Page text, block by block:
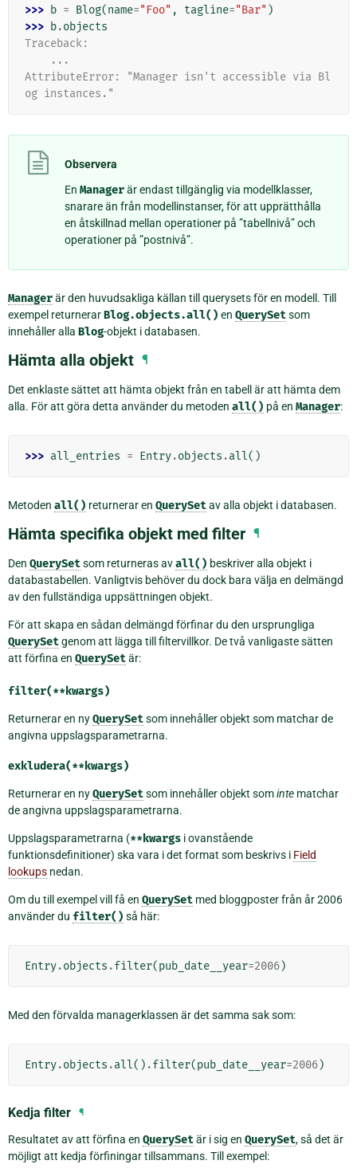
>>> b = Blog(name="Foo" , tagline="Bar" )
>>> b.objects
Traceback:
    ...
AttributeError: "Manager isn't accessible via Bl
og instances."
Observera
En Managerär endast tillgänglig via modellklasser,
snarare än från modellinstanser, för att upprätthålla
en åtskillnad mellan operationer på ”tabellnivå” och
operationer på ”postnivå”.
Managerär den huvudsakliga källan till querysets för en modell. Till
exempel returnerarBlog.objects.all() en QuerySetsom
innehåller alla Blog-objekt i databasen.
Hämta alla objekt ¶
Det enklaste sättet att hämta objekt från en tabell är att hämta dem
alla. För att göra detta använder du metoden all() på en Manager:
>>> all_entries = Entry.objects .all()
Metoden all() returnerar en QuerySetav alla objekt i databasen.
Hämta specifika objekt med filter ¶
Den QuerySetsom returneras avall() beskriver alla objekt i
databastabellen. Vanligtvis behöver du dock bara välja en delmängd
av den fullständiga uppsättningen objekt.
För att skapa en sådan delmängd förfinar du den ursprungliga
QuerySetgenom att lägga till filtervillkor. De två vanligaste sätten
att förfina en QuerySetär:
filter(**kwargs)
Returnerar en nyQuerySetsom innehåller objekt som matchar de
angivna uppslagsparametrarna.
exkludera(**kwargs)
Returnerar en nyQuerySetsom innehåller objekt sominte matchar
de angivna uppslagsparametrarna.
Uppslagsparametrarna (**kwargs i ovanstående
funktionsdefinitioner) ska vara i det format som beskrivs i Field
lookups nedan.
Om du till exempel vill få en QuerySet med bloggposter från år 2006
använder du filter() så här:
Entry.objects .filter(pub_date__year=2006)
Med den förvalda managerklassen är det samma sak som:
Entry.objects .all() .filter(pub_date__year=2006)
Kedja filter ¶
Resultatet av att förfina en QuerySetär i sig en QuerySet, så det är
möjligt att kedja förfiningar tillsammans. Till exempel: